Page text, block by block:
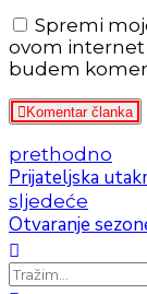
Spremi
ovom internet
budem
Komentar članka
prethodno
Prijateljska
sljedeće
Otvaranje